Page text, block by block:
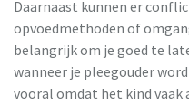
Daarnaast kunnen er
opvoedmethoden of
belangrijk om je goed te
wanneer je pleegouder
vooral omdat het kind vaak